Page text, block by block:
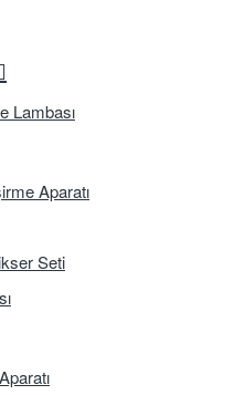
Lambası
Aparatı
Seti